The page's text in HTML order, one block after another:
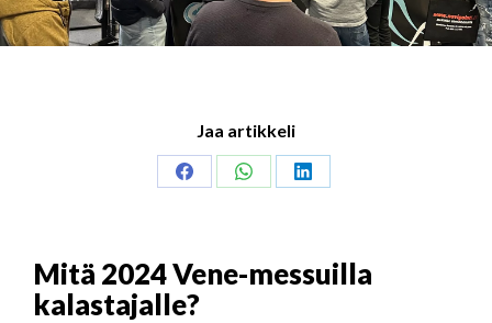
Jaa artikkeli
Share
Share
Share
Mitä 2024 Vene-messuilla
kalastajalle?